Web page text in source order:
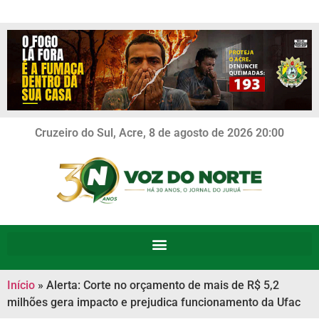
Cruzeiro do Sul, Acre, 8 de agosto de 2026 20:00
Início » Alerta: Corte no orçamento de mais de R$ 5,2
milhões gera impacto e prejudica funcionamento da Ufac